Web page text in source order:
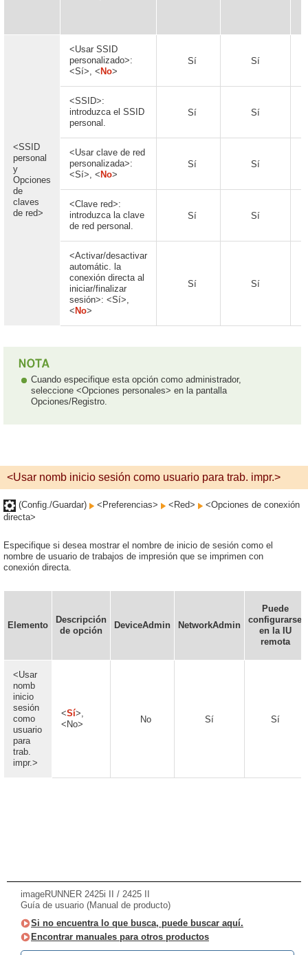
<SSID
personal
y
Opciones
de
claves
de red>
<Usar SSID
personalizado>:
<Sí>, < No>
Sí Sí
<SSID>:
introduzca el SSID
personal.
Sí Sí
<Usar clave de red
personalizada>:
<Sí>, < No>
Sí Sí
<Clave red>:
introduzca la clave
de red personal.
Sí Sí
<Activar/desactivar
automátic. la
conexión directa al
iniciar/finalizar
sesión>: <Sí>,
< No>
Sí Sí
Cuando especifique esta opción como administrador,
seleccione <Opciones personales> en la pantalla
Opciones/Registro.
<Usar nomb inicio sesión como usuario para trab. impr.>
(Config./Guardar) <Preferencias> <Red>
<Opciones de conexión
directa>
Especifique si desea mostrar el nombre de inicio de sesión como el
nombre de usuario de trabajos de impresión que se imprimen con
conexión directa.
Elemento
Descripción
de opción
DeviceAdmin NetworkAdmin
Puede
configurarse
en la IU
remota
<Usar
nomb
inicio
sesión
como
usuario
para
trab.
impr.>
<Sí>,
<No>
No Sí Sí
imageRUNNER 2425i II / 2425 II
Guía de usuario (Manual de producto)
Si no encuentra lo que busca, puede buscar aquí.
Encontrar manuales para otros productos